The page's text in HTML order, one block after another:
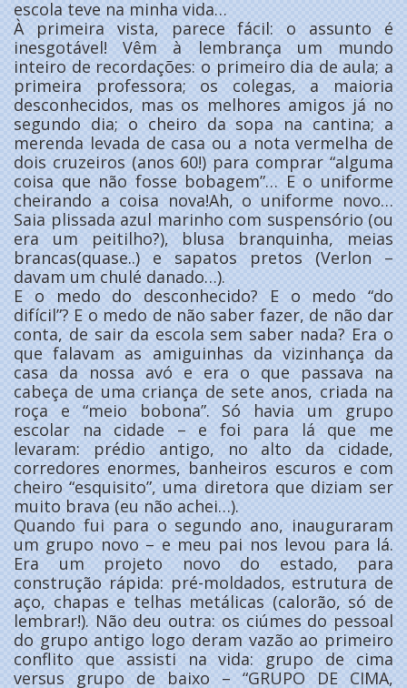
escola teve na minha vida…
À primeira vista, parece fácil: o assunto é
inesgotável! Vêm à lembrança um mundo
inteiro de recordações: o primeiro dia de aula; a
primeira professora; os colegas, a maioria
desconhecidos, mas os melhores amigos já no
segundo dia; o cheiro da sopa na cantina; a
merenda levada de casa ou a nota vermelha de
dois cruzeiros (anos 60!) para comprar “alguma
coisa que não fosse bobagem”… E o uniforme
cheirando a coisa nova!Ah, o uniforme novo…
Saia plissada azul marinho com suspensório (ou
era um peitilho?), blusa branquinha, meias
brancas(quase..) e sapatos pretos (Verlon –
davam um chulé danado…).
E o medo do desconhecido? E o medo “do
difícil”? E o medo de não saber fazer, de não dar
conta, de sair da escola sem saber nada? Era o
que falavam as amiguinhas da vizinhança da
casa da nossa avó e era o que passava na
cabeça de uma criança de sete anos, criada na
roça e “meio bobona”. Só havia um grupo
escolar na cidade – e foi para lá que me
levaram: prédio antigo, no alto da cidade,
corredores enormes, banheiros escuros e com
cheiro “esquisito”, uma diretora que diziam ser
muito brava (eu não achei…).
Quando fui para o segundo ano, inauguraram
um grupo novo – e meu pai nos levou para lá.
Era um projeto novo do estado, para
construção rápida: pré-moldados, estrutura de
aço, chapas e telhas metálicas (calorão, só de
lembrar!). Não deu outra: os ciúmes do pessoal
do grupo antigo logo deram vazão ao primeiro
conflito que assisti na vida: grupo de cima
versus grupo de baixo – “GRUPO DE CIMA,